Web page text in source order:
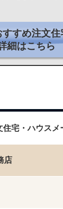
すめ注文住
細はこちら
住宅・ハウスメ
店